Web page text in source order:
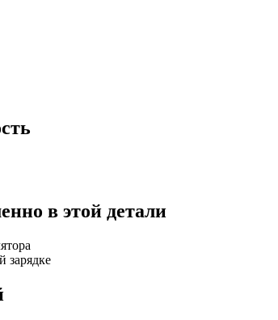
в этой детали
зарядке